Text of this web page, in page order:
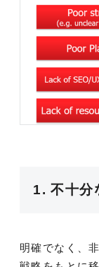
1. 不十分
明確でなく、